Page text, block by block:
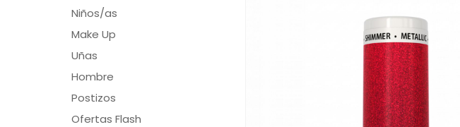
Niños/as
Make Up
Uñas
Hombre
Postizos
Ofertas Flash